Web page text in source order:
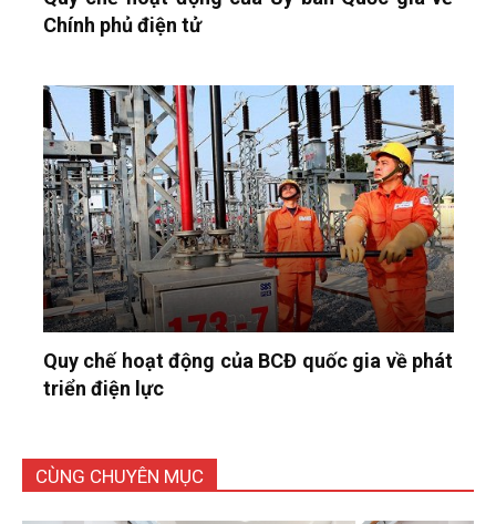
Chính phủ điện tử
Quy chế hoạt động của BCĐ quốc gia về phát
triển điện lực
CÙNG CHUYÊN MỤC